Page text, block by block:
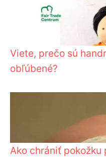
Viete, prečo sú
obľúbené?
Ako chrániť pokožku